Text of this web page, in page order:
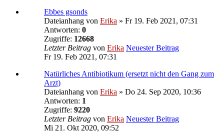
Ebbes gsonds
Dateianhang von Erika » Fr 19. Feb 2021, 07:31
Antworten: 0
Zugriffe: 12668
Letzter Beitrag von Erika Neuester Beitrag
Fr 19. Feb 2021, 07:31
Natürliches Antibiotikum (ersetzt nicht den Gang zum
Arzt)
Dateianhang von Erika » Do 24. Sep 2020, 10:36
Antworten: 1
Zugriffe: 9220
Letzter Beitrag von Erika Neuester Beitrag
Mi 21. Okt 2020, 09:52